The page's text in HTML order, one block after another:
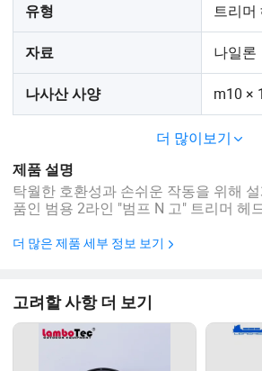
유형 트리머
자료 나일론
나사산 사양 m10 ×
더 많이보기
제품 설명
탁월한 호환성과 손쉬운 작동을 위해
품인 범용 2라인 "범프 N 고" 트리머 헤
전문가급 성능을 제공하도록 설계되어
은 Homelite, Ryobi, MTD, McCulloch 등
리머 브랜드에 맞도록 특별히 제작되었
에게 완벽한 솔루션입니다. 이 광범위한
더 많은 제품 세부 정보 보기
고려할 사항 더 보기